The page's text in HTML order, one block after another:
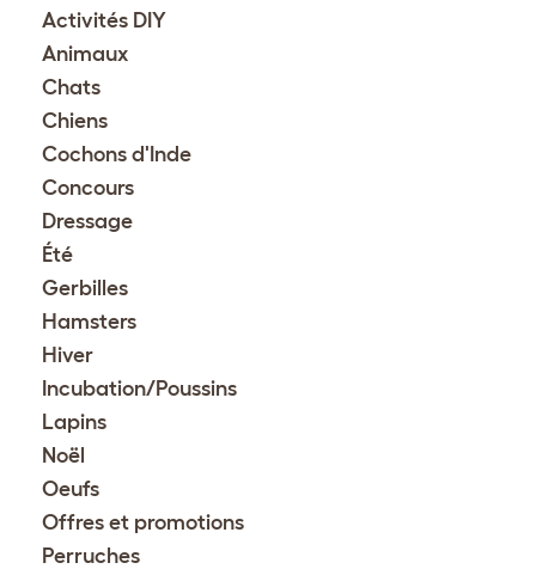
Activités DIY
Animaux
Chats
Chiens
Cochons d'Inde
Concours
Dressage
Été
Gerbilles
Hamsters
Hiver
Incubation/Poussins
Lapins
Noël
Oeufs
Offres et promotions
Perruches